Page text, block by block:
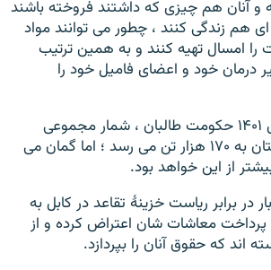
و آنان هم چیزی که داشتند فروخته باشند
ای هم زندگی کنند ، چطور می توانند مواد
را امسال تهیه کنند و به همین ترتیب
درمان خود و اعضای فامیل خود را
بر اساس گزارش سال ۱۴۰۱ حکومت طالبان ، شمار مجموعی
متقاعدین در افغانستان به ۱۷۰ هزار تن می رسد ؛ اما گمان می
از این خواهد بود.
در برابر ریاست خزینۀ تقاعد در کابل به
پرداخت معاشات شان اعتراض کرده و از
اند که حقوق آنان را بپردازد.